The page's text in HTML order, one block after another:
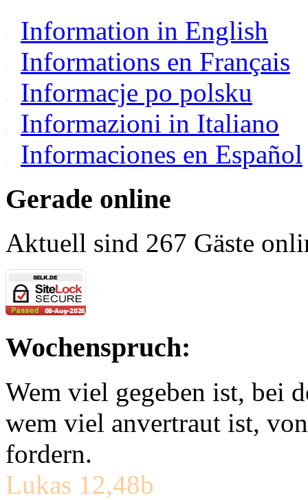
Information in English
Informations en Français
Informacje po polsku
Informazioni in Italiano
Informaciones en Español
Gerade online
Aktuell sind 267 Gäste
Wochenspruch:
Wem viel gegeben ist, bei
wem viel anvertraut ist,
fordern.
Lukas 12,48b